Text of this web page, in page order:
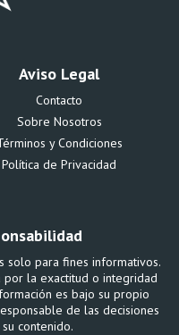
Aviso Legal
Contacto
Sobre Nosotros
y Condiciones
Política de Privacidad
solo para fines informativos.
por la exactitud o integridad
es bajo su propio
de las decisiones
contenido.